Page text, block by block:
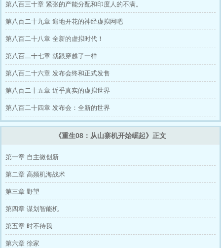
第八百三十章 紧张的产能分配和印度人的不满。
第八百二十九章 遍地开花的神经虚拟网吧
第八百二十八章 全新的虚拟时代！
第八百二十七章 就跟穿越了一样
第八百二十六章 发布会终和正式发售
第八百二十五章 近乎真实的虚拟世界
第八百二十四章 发布会：全新的世界
《重生08：从山寨机开始崛起》正文
第一章 自主微创新
第二章 高频机海战术
第三章 野望
第四章 谋划智能机
第五章 时不待我
第六章 徐家